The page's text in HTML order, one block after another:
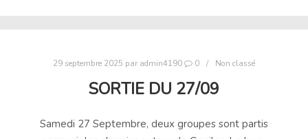
29 septembre 2025 par admin4190 0 Non classé
SORTIE DU 27/09
Samedi 27 Septembre, deux groupes sont partis